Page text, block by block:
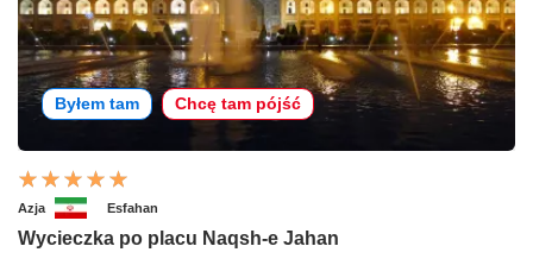
Byłem tam Chcę tam pójść
Azja Esfahan
Wycieczka po placu Naqsh-e Jahan